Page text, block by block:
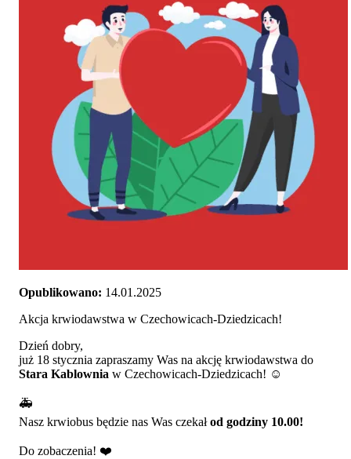
Opublikowano: 14.01.2025
Akcja krwiodawstwa w Czechowicach-Dziedzicach!
Dzień dobry,
już 18 stycznia zapraszamy Was na akcję krwiodawstwa do
Stara Kablownia w Czechowicach-Dziedzicach! ☺️
🚑
Nasz krwiobus będzie nas Was czekałod godziny 10.00!
Do zobaczenia! ❤️